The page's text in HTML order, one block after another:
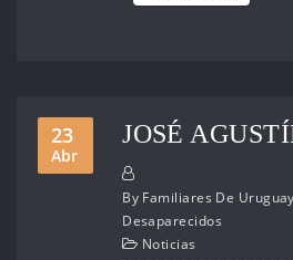
23
Abr
JOSÉ
By Familiares De
Desaparecidos
Noticias